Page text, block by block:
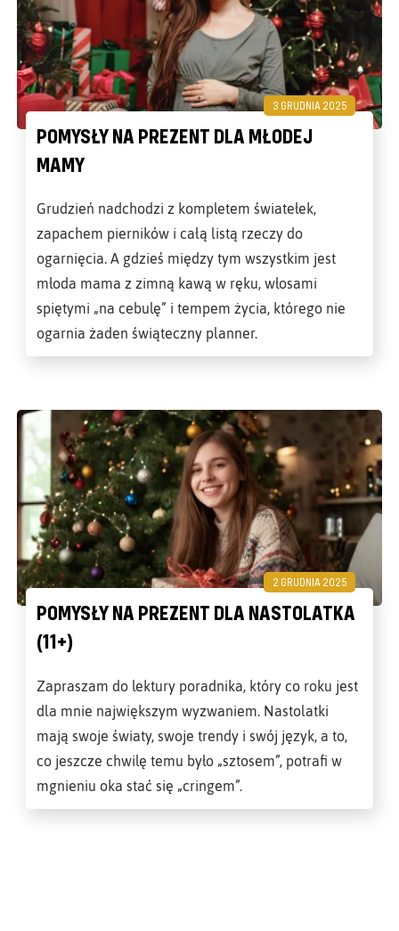
3 GRUDNIA 2025
POMYSŁY NA PREZENT DLA MŁODEJ
MAMY
Grudzień nadchodzi z kompletem światełek,
zapachem pierników i całą listą rzeczy do
ogarnięcia. A gdzieś między tym wszystkim jest
młoda mama z zimną kawą w ręku, włosami
spiętymi „na cebulę” i tempem życia, którego nie
ogarnia żaden świąteczny planner.
2 GRUDNIA 2025
POMYSŁY NA PREZENT DLA NASTOLATKA
(11+)
Zapraszam do lektury poradnika, który co roku jest
dla mnie największym wyzwaniem. Nastolatki
mają swoje światy, swoje trendy i swój język, a to,
co jeszcze chwilę temu było „sztosem”, potrafi w
mgnieniu oka stać się „cringem”.